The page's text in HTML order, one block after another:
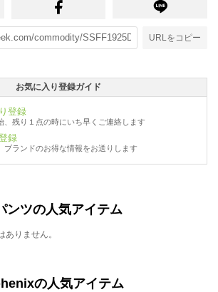
URLをコピー
お気に入り登録ガイド
登録
、残り１点の時にいち早くご連絡します
録
ブランドのお得な情報をお送りします
ンツの人気アイテム
りません。
の人気アイテム